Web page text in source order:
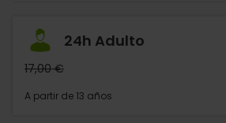
24h Adulto
17,00 €
A partir de 13 años